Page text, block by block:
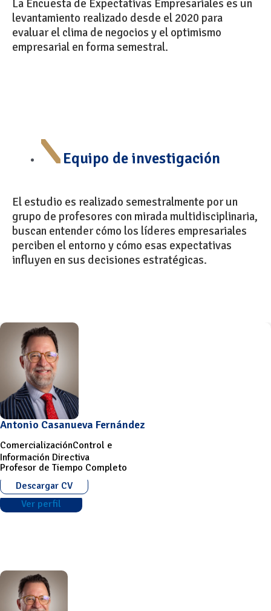
La Encuesta de Expectativas Empresariales es un
levantamiento realizado desde el 2020 para
evaluar el clima de negocios y el optimismo
empresarial en forma semestral.
Equipo de investigación
El estudio es realizado semestralmente por un
grupo de profesores con mirada multidisciplinaria,
buscan entender cómo los líderes empresariales
perciben el entorno y cómo esas expectativas
influyen en sus decisiones estratégicas.
Antonio Casanueva Fernández
ComercializaciónControl e
Información Directiva
Profesor de Tiempo Completo
Descargar CV
Ver perfil